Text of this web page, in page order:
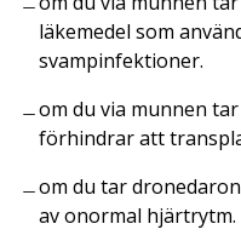
läkemedel som
svampinfektioner.
om du via munnen
förhindrar att
om du tar
av onormal hjärtrytm.